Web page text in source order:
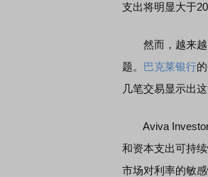
支出将明显大于
然而，越来越多
题。 巴克莱银行
几笔交易显示出
Aviva Investors
和资本支出可持
市场对利率的敏感